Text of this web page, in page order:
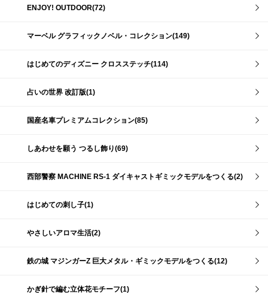
ENJOY! OUTDOOR(72)
マーベル グラフィックノベル・コレクション(149)
はじめてのディズニー クロスステッチ(114)
占いの世界 改訂版(1)
国産名車プレミアムコレクション(85)
しあわせを願う つるし飾り(69)
西部警察 MACHINE RS-1 ダイキャストギミックモデルをつくる(2)
はじめての刺し子(1)
やさしいアロマ生活(2)
鉄の城 マジンガーZ 巨大メタル・ギミックモデルをつくる(12)
かぎ針で編む立体花モチーフ(1)